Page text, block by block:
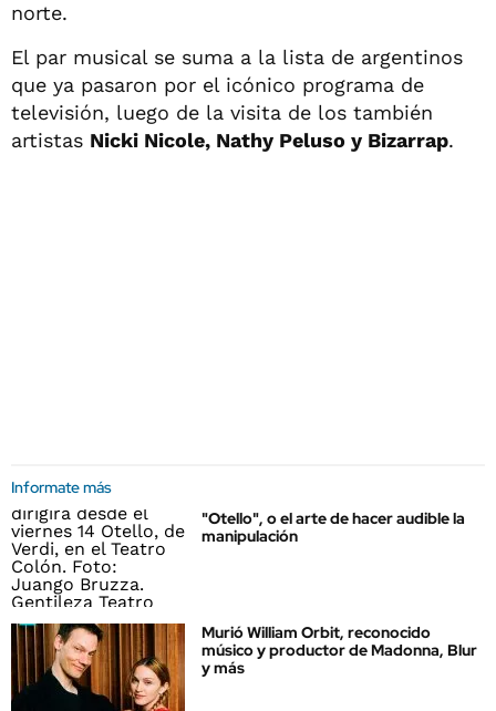
norte.
El par musical se suma a la lista de argentinos
que ya pasaron por el icónico programa de
televisión, luego de la visita de los también
artistas Nicki Nicole, Nathy Peluso y Bizarrap.
Informate más
"Otello", o el arte de hacer audible la
manipulación
Murió William Orbit, reconocido
músico y productor de Madonna, Blur
y más